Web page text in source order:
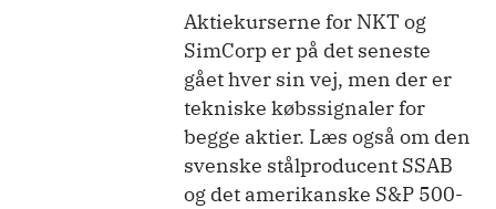
Aktiekurserne for NKT og
SimCorp er på det seneste
gået hver sin vej, men der er
tekniske købssignaler for
begge aktier. Læs også om den
svenske stålproducent SSAB
og det amerikanske S&P 500-